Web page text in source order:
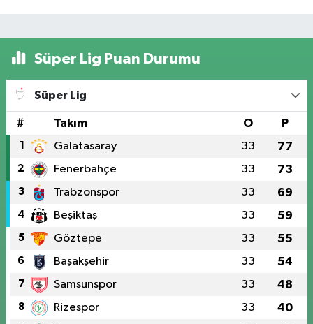
Süper Lig Puan Durumu
Süper Lig
# Takım O P
1 Galatasaray 33 77
2 Fenerbahçe 33 73
3 Trabzonspor 33 69
4 Beşiktaş 33 59
5 Göztepe 33 55
6 Başakşehir 33 54
7 Samsunspor 33 48
8 Rizespor 33 40